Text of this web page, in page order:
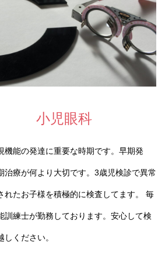
小児眼科
機能の発達に重要な時期です。早期発
治療が何より大切です。3歳児検診で異常
れたお子様を積極的に検査してます。 毎
訓練士が勤務しております。安心して検
しください。